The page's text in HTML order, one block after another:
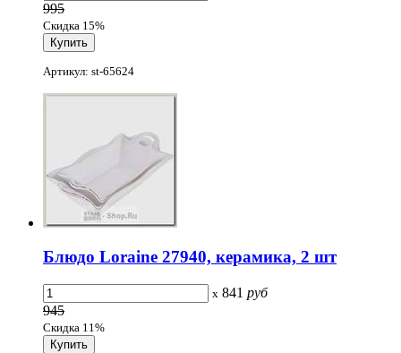
995
Скидка 15%
Артикул: st-65624
Блюдо Loraine 27940, керамика, 2 шт
x 841 руб
945
Скидка 11%